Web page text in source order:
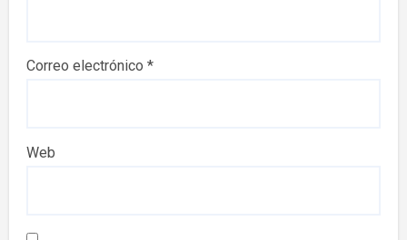
Correo electrónico *
Web